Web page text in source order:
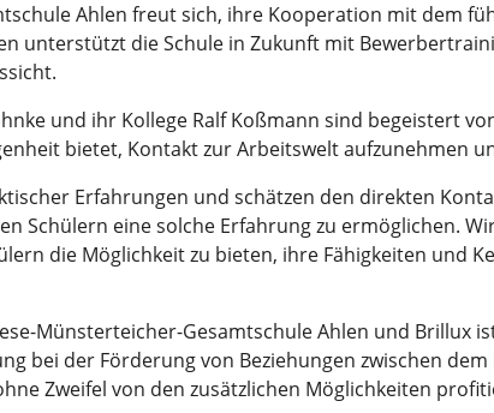
Ahlen freut sich, ihre Kooperation mit dem
unterstützt die Schule in Zukunft mit
und ihr Kollege Ralf Koßmann sind begeistert
bietet, Kontakt zur Arbeitswelt aufzunehmen
Erfahrungen und schätzen den direkten
Schülern eine solche Erfahrung zu ermöglichen.
die Möglichkeit zu bieten, ihre Fähigkeiten und
Münsterteicher-Gesamtschule Ahlen und Brillux
bei der Förderung von Beziehungen zwischen
Zweifel von den zusätzlichen Möglichkeiten